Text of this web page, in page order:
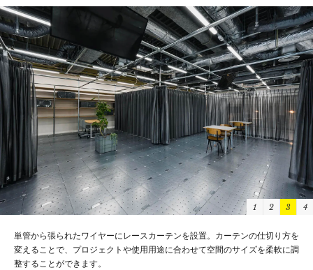
単管から張られたワイヤーにレースカーテンを設置。カーテンの仕切り方を
変えることで、プロジェクトや使用用途に合わせて空間のサイズを柔軟に調
整することができます。
1 2 3 4